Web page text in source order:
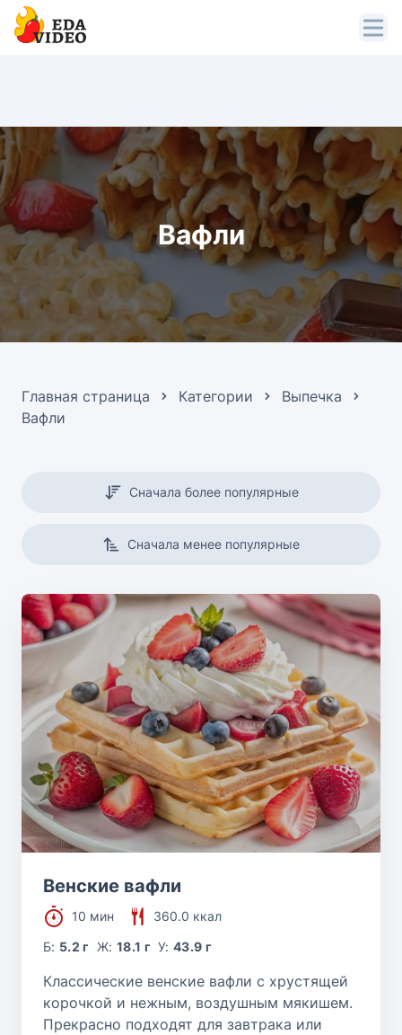
Вафли
Главная страница Категории
Выпечка
Вафли
Сначала более популярные
Сначала менее популярные
Венские вафли
10 мин
360.0 ккал
Б: 5.2 г Ж: 18.1 г У:43.9 г
Классические венские вафли с хрустящей
корочкой и нежным, воздушным мякишем.
Прекрасно подходят для завтрака или